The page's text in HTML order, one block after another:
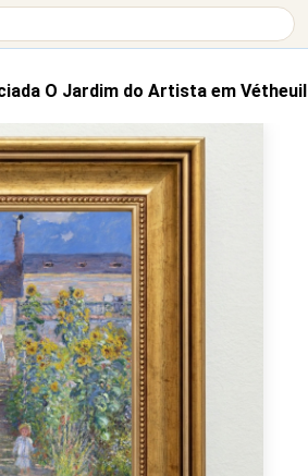
O Jardim do Artista em Vétheuil